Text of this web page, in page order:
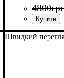
4800
Швидкий